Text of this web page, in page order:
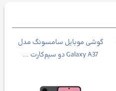
گوشی موبایل سامسونگ مدل
Galaxy A37 دو سیم‌کارت ...